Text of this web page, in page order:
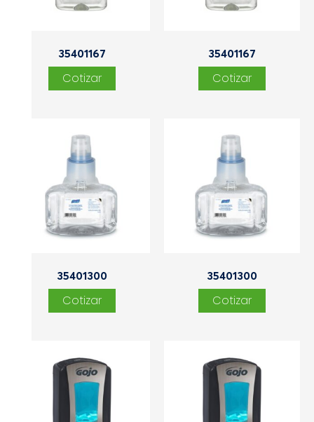
35401167 35401167
35401300 35401300